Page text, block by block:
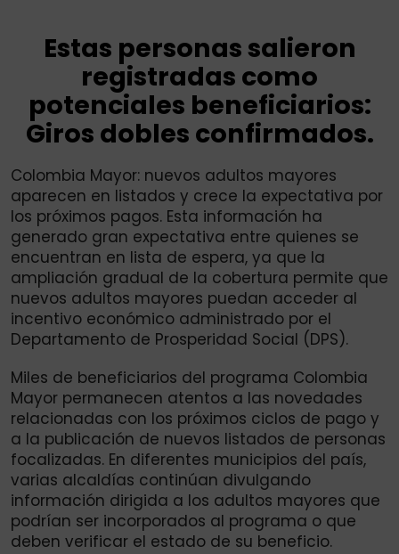
Estas personas salieron
registradas como
potenciales beneficiarios:
Giros dobles confirmados.
Colombia Mayor: nuevos adultos mayores
aparecen en listados y crece la expectativa por
los próximos pagos. Esta información ha
generado gran expectativa entre quienes se
encuentran en lista de espera, ya que la
ampliación gradual de la cobertura permite que
nuevos adultos mayores puedan acceder al
incentivo económico administrado por el
Departamento de Prosperidad Social (DPS).
Miles de beneficiarios del programa Colombia
Mayor permanecen atentos a las novedades
relacionadas con los próximos ciclos de pago y
a la publicación de nuevos listados de personas
focalizadas. En diferentes municipios del país,
varias alcaldías continúan divulgando
información dirigida a los adultos mayores que
podrían ser incorporados al programa o que
deben verificar el estado de su beneficio.